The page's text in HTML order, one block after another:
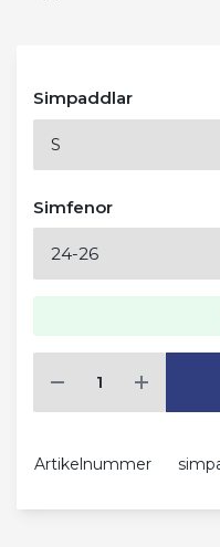
Simpaddlar
Simfenor
Artikelnummer